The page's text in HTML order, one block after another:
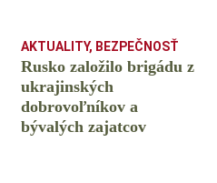
AKTUALITY, BEZPEČNOSŤ
Rusko založilo brigádu z
ukrajinských
dobrovoľníkov a
bývalých zajatcov